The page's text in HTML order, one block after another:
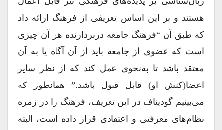
هستند و بر این اساس تعریفی از فرهنگ ارائه داد
که طبق آن “فرهنگ جامعه دربردارنده هر آن ‌چیزی
است که عضوی از جامعه باید از آن آگاه یا به آن
معتقد باشد تا به‌نحوی عمل کند که از نظر سایر
اعضا(کنش او) قابل قبول باشد.” همان‎طور که
می‌بینیم گودیناف در این تعریف، فرهنگ را در زمره
نظام‌های معرفتی و اعتقادی قرار داده است، البته